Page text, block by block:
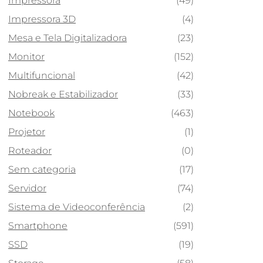
Impressora 3D
(4)
Mesa e Tela Digitalizadora
(23)
Monitor
(152)
Multifuncional
(42)
Nobreak e Estabilizador
(33)
Notebook
(463)
Projetor
(1)
Roteador
(0)
Sem categoria
(17)
Servidor
(74)
Sistema de Videoconferência
(2)
Smartphone
(591)
SSD
(19)